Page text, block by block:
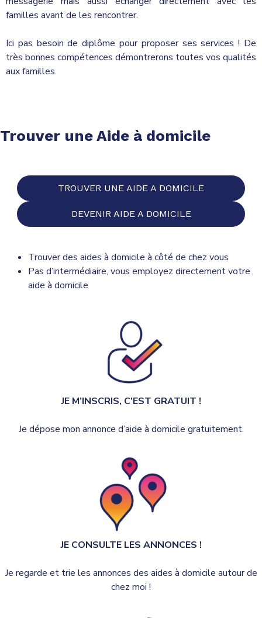
familles avant de les rencontrer.
Ici pas besoin de diplôme pour proposer ses services ! De
très bonnes compétences démontrerons toutes vos qualités
aux familles.
Trouver une Aide à domicile
TROUVER UNE AIDE A DOMICILE
DEVENIR AIDE A DOMICILE
Trouver des aides à domicile à côté de chez vous
Pas d’intermédiaire, vous employez directement votre
aide à domicile
JE M’INSCRIS, C’EST GRATUIT !
Je dépose mon annonce d’aide à domicile gratuitement.
JE CONSULTE LES ANNONCES !
Je regarde et trie les annonces des aides à domicile autour de
chez moi !